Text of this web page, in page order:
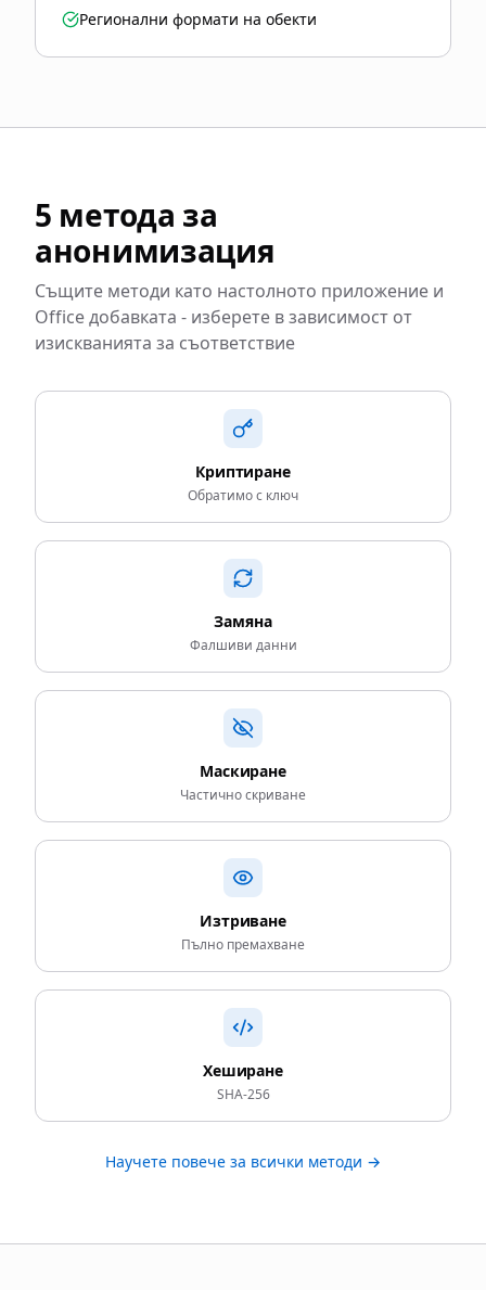
Регионални формати на обекти
5 метода за
анонимизация
Същите методи като настолното приложение и
Office добавката - изберете в зависимост от
изискванията за съответствие
Криптиране
Обратимо с ключ
Замяна
Фалшиви данни
Маскиране
Частично скриване
Изтриване
Пълно премахване
Хеширане
SHA-256
Научете повече за всички методи →